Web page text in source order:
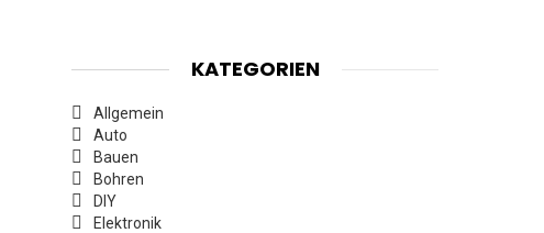
KATEGORIEN
Allgemein
Auto
Bauen
Bohren
DIY
Elektronik